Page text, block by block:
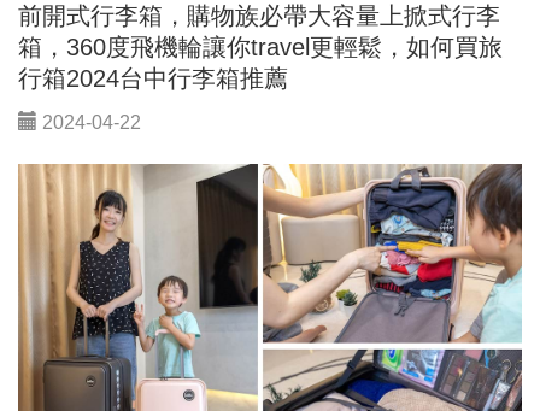
前開式行李箱，購物族必帶大容量上掀式行李
箱，360度飛機輪讓你travel更輕鬆，如何買旅
行箱2024台中行李箱推薦
2024-04-22